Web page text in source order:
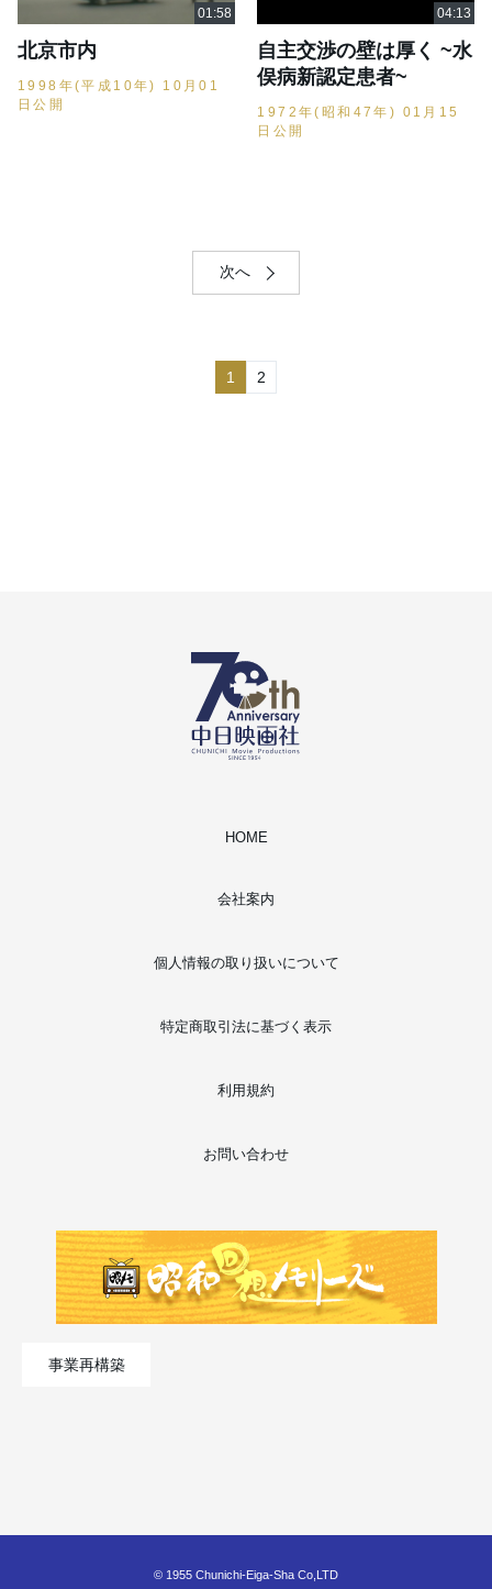
北京市内
1998年(平成10年) 10月01
日公開
自主交渉の壁は厚く ~水
俣病新認定患者~
1972年(昭和47年) 01月15
日公開
次へ
1 2
HOME
会社案内
個人情報の取り扱いについて
特定商取引法に基づく表示
利用規約
お問い合わせ
事業再構築
© 1955 Chunichi-Eiga-Sha Co,LTD